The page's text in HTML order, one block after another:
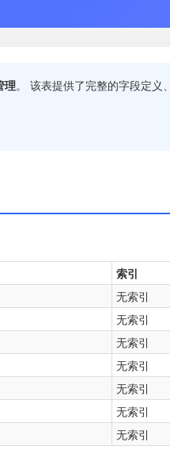
理。 该表提供了完整的字段定义
索引
无索引
无索引
无索引
无索引
无索引
无索引
无索引